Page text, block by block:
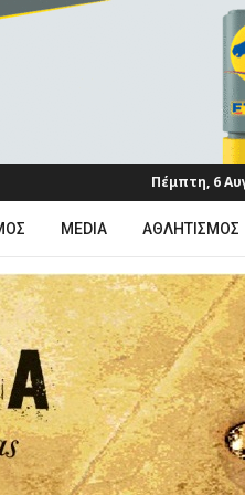
Πέμπτη, 6
MEDIA ΑΘΛΗΤΙΣΜΌΣ